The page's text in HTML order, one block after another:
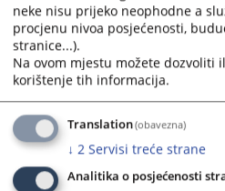
Fax 037 / 775 – 282
e – mail
opsud-
Kladuši (sudovima u BiH):
neke nisu prijeko neophodne a
procjenu nivoa posjećenosti,
stranice...).
Na ovom mjestu možete dozvoliti
korištenje tih informacija.
Translation(obavezna)
↓ 2 Servisi treće strane
Analitika o posjećenosti